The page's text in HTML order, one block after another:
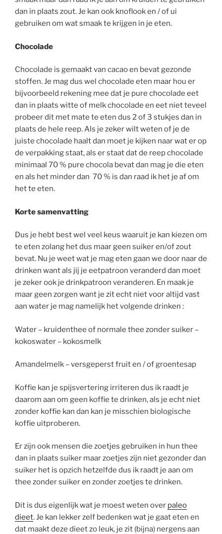
dan in plaats zout. Je kan ook knoflook en / of ui
gebruiken om wat smaak te krijgen in je eten.
Chocolade
Chocolade is gemaakt van cacao en bevat gezonde
stoffen. Je mag dus wel chocolade eten maar hou er
bijvoorbeeld rekening mee dat je pure chocolade eet
dan in plaats witte of melk chocolade en eet niet teveel
probeer dit met mate te eten dus 2 of 3 stukjes dan in
plaats de hele reep. Als je zeker wilt weten of je de
juiste chocolade haalt dan moet je kijken naar wat er op
de verpakking staat, als er staat dat de reep chocolade
minimaal 70 % pure chocola bevat dan mag je die eten
en als het minder dan 70 % is dan raad ik het je af om
het te eten.
Korte samenvatting
Dus je hebt best wel veel keus waaruit je kan kiezen om
te eten zolang het dus maar geen suiker en/of zout
bevat. Nu je weet wat je mag eten gaan we door naar de
drinken want als jij je eetpatroon veranderd dan moet
je zeker ook je drinkpatroon veranderen. En maak je
maar geen zorgen want je zit echt niet voor altijd vast
aan water je mag namelijk het volgende drinken :
Water – kruidenthee of normale thee zonder suiker –
kokoswater – kokosmelk
Amandelmelk – versgeperst fruit en / of groentesap
Koffie kan je spijsvertering irriteren dus ik raadt je
daarom aan om geen koffie te drinken, als je echt niet
zonder koffie kan dan kan je misschien biologische
koffie uitproberen.
Er zijn ook mensen die zoetjes gebruiken in hun thee
dan in plaats suiker maar zoetjes zijn niet gezonder dan
suiker het is opzich hetzelfde dus ik raadt je aan om
thee zonder suiker en zonder zoetjes te drinken.
Dit is dus eigenlijk wat je moest weten over paleo
dieet. Je kan lekker zelf bedenken wat je gaat eten en
dat maakt deze dieet zo leuk, je zit (bijna) nergens aan